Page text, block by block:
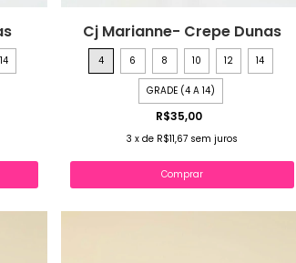
14
Cj Marianne- Crepe Dunas
4 6 8 10 12 14
GRADE (4 A 14)
R$35,00
3 x de R$11,67 sem juros
Comprar